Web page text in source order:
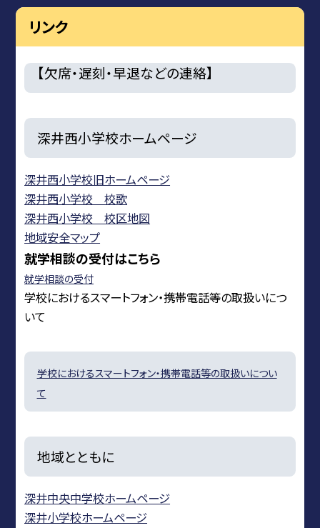
リンク
【欠席・遅刻・早退などの連絡】
深井西小学校ホームページ
深井西小学校旧ホームページ
深井西小学校 校歌
深井西小学校 校区地図
地域安全マップ
就学相談の受付はこちら
就学相談の受付
学校におけるスマートフォン・携帯電話等の取扱いにつ
いて
学校におけるスマートフォン・携帯電話等の取扱いについ
て
地域とともに
深井中央中学校ホームページ
深井小学校ホームページ